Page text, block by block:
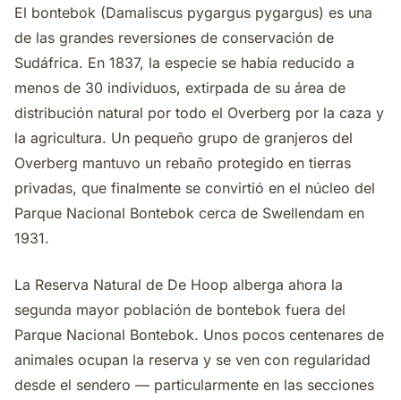
El bontebok (Damaliscus pygargus pygargus) es una
de las grandes reversiones de conservación de
Sudáfrica. En 1837, la especie se había reducido a
menos de 30 individuos, extirpada de su área de
distribución natural por todo el Overberg por la caza y
la agricultura. Un pequeño grupo de granjeros del
Overberg mantuvo un rebaño protegido en tierras
privadas, que finalmente se convirtió en el núcleo del
Parque Nacional Bontebok cerca de Swellendam en
1931.
La Reserva Natural de De Hoop alberga ahora la
segunda mayor población de bontebok fuera del
Parque Nacional Bontebok. Unos pocos centenares de
animales ocupan la reserva y se ven con regularidad
desde el sendero — particularmente en las secciones